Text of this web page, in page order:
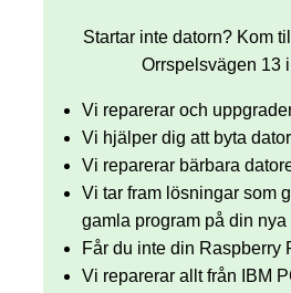
Startar inte datorn? Kom
Orrspelsvägen 13
Vi reparerar och
Vi hjälper dig att byta
Vi reparerar bärbara
Vi tar fram lösningar som
gamla program på din nya
Får du inte din Raspberry
Vi reparerar allt från IBM